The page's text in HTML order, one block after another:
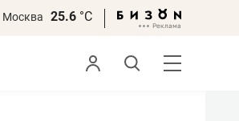
Москва 25.6 °С